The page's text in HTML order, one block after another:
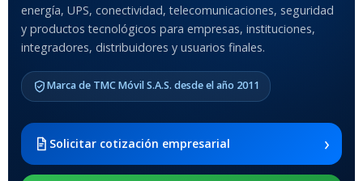
MODELO DE TABLETS
COMPATIBLES
Samsung Galaxy Tab A8 10.5
2021 SM-x200 / Samsung
x205
SOPORTE DE APOYO
energía, UPS, conectividad, telecomunicaciones, seguridad
y productos tecnológicos para empresas, instituciones,
integradores, distribuidores y usuarios finales.
Marca de TMC Móvil S.A.S. desde el año 2011
Solicitar cotización empresarial ›